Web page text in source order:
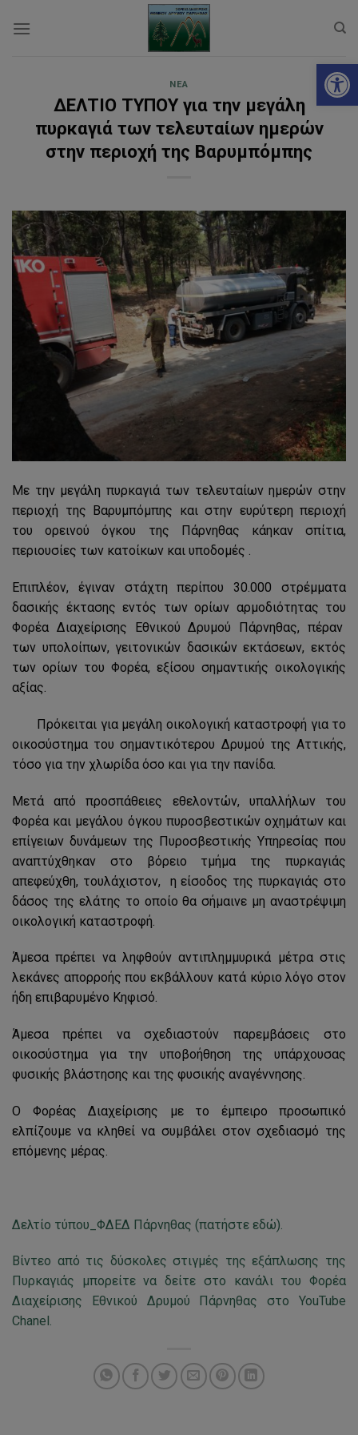
ΝΈΑ
ΔΕΛΤΙΟ ΤΥΠΟΥ για την μεγάλη
πυρκαγιά των τελευταίων ημερών
στην περιοχή της Βαρυμπόμπης
Με την μεγάλη πυρκαγιά των τελευταίων ημερών στην
περιοχή της Βαρυμπόμπης και στην ευρύτερη περιοχή
του ορεινού όγκου της Πάρνηθας κάηκαν σπίτια,
περιουσίες των κατοίκων και υποδομές .
Επιπλέον, έγιναν στάχτη περίπου 30.000 στρέμματα
δασικής έκτασης εντός των ορίων αρμοδιότητας του
Φορέα Διαχείρισης Εθνικού Δρυμού Πάρνηθας, πέραν
των υπολοίπων, γειτονικών δασικών εκτάσεων, εκτός
των ορίων του Φορέα, εξίσου σημαντικής οικολογικής
αξίας.
Πρόκειται για μεγάλη οικολογική καταστροφή για το
οικοσύστημα του σημαντικότερου Δρυμού της Αττικής,
τόσο για την χλωρίδα όσο και για την πανίδα.
Μετά από προσπάθειες εθελοντών, υπαλλήλων του
Φορέα και μεγάλου όγκου πυροσβεστικών οχημάτων και
επίγειων δυνάμεων της Πυροσβεστικής Υπηρεσίας που
αναπτύχθηκαν στο βόρειο τμήμα της πυρκαγιάς
απεφεύχθη, τουλάχιστον, η είσοδος της πυρκαγιάς στο
δάσος της ελάτης το οποίο θα σήμαινε μη αναστρέψιμη
οικολογική καταστροφή.
Άμεσα πρέπει να ληφθούν αντιπλημμυρικά μέτρα στις
λεκάνες απορροής που εκβάλλουν κατά κύριο λόγο στον
ήδη επιβαρυμένο Κηφισό.
Άμεσα πρέπει να σχεδιαστούν παρεμβάσεις στο
οικοσύστημα για την υποβοήθηση της υπάρχουσας
φυσικής βλάστησης και της φυσικής αναγέννησης.
Ο Φορέας Διαχείρισης με το έμπειρο προσωπικό
ελπίζουμε να κληθεί να συμβάλει στον σχεδιασμό της
επόμενης μέρας.
Δελτίο τύπου_ΦΔΕΔ Πάρνηθας (πατήστε εδώ).
Βίντεο από τις δύσκολες στιγμές της εξάπλωσης της
Πυρκαγιάς μπορείτε να δείτε στο κανάλι του Φορέα
Διαχείρισης Εθνικού Δρυμού Πάρνηθας στο YouTube
Chanel.